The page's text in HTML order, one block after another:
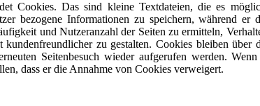
Cookies. Das sind kleine Textdateien, die es
bezogene Informationen zu speichern, während er
und Nutzeranzahl der Seiten zu ermitteln,
kundenfreundlicher zu gestalten. Cookies bleiben über
Seitenbesuch wieder aufgerufen werden.
dass er die Annahme von Cookies verweigert.